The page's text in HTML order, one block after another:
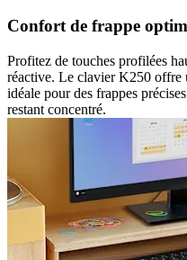
Confort de frappe
Profitez de touches profilées
réactive. Le clavier K250 offre
idéale pour des frappes
restant concentré.